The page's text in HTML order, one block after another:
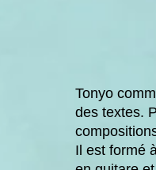
Tonyo
des textes.
Il est formé